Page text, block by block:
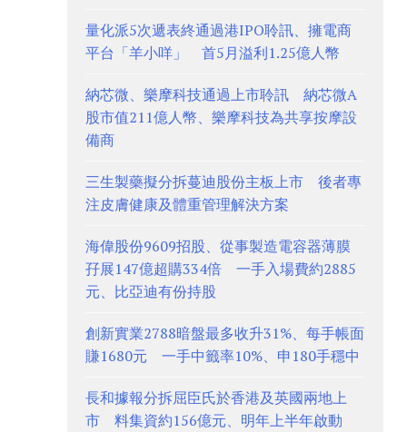
量化派5次遞表終通過港IPO聆訊、擁電商
平台「羊小咩」 首5月溢利1.25億人幣
納芯微、樂摩科技通過上市聆訊 納芯微A
股市值211億人幣、樂摩科技為共享按摩設
備商
三生製藥擬分拆蔓迪股份主板上市 後者專
注皮膚健康及體重管理解決方案
海偉股份9609招股、從事製造電容器薄膜
孖展147億超購334倍 一手入場費約2885
元、比亞迪有份持股
創新實業2788暗盤最多收升31%、每手帳面
賺1680元 一手中籤率10%、申180手穩中
長和據報分拆屈臣氏於香港及英國兩地上
市 料集資約156億元、明年上半年啟動